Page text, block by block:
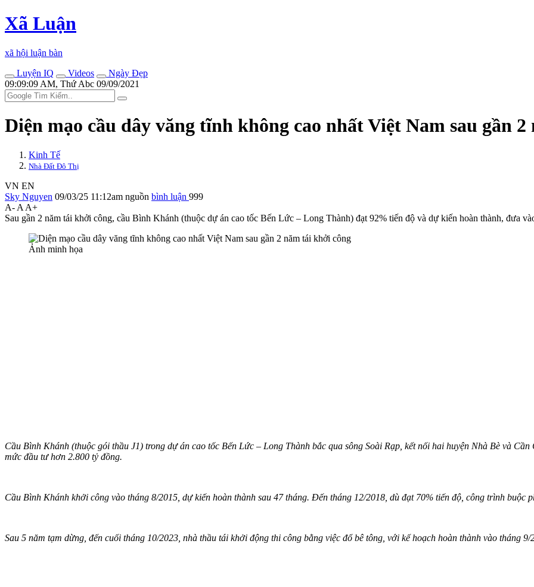
Xã Luận
xã hội luận bàn
Luyện IQ
Videos
Ngày Đẹp
09:09:09 AM, Thứ Abc 09/09/2021
Diện mạo cầu dây văng tĩnh không cao nhất Việt Nam sau gần
Kinh Tế
Nhà Đất Đô Thị
VN EN
Sky Nguyen 09/03/25 11:12am nguồn bình luận 999
A- A A+
Sau gần 2 năm tái khởi công, cầu Bình Khánh (thuộc dự án cao tốc Bến Lức – Long Thành) đạt 92% tiến độ và dự kiến hoàn thành, đưa
Ảnh minh họa
Cầu Bình Khánh (thuộc gói thầu J1) trong dự án cao tốc Bến Lức – Long Thành bắc qua sông Soài Rạp, kết nối hai huyện Nhà Bè và
mức đầu tư hơn 2.800 tỷ đồng.
Cầu Bình Khánh khởi công vào tháng 8/2015, dự kiến hoàn thành sau 47 tháng. Đến tháng 12/2018, dù đạt 70% tiến độ, công trình buộc
Sau 5 năm tạm dừng, đến cuối tháng 10/2023, nhà thầu tái khởi động thi công bằng việc đổ bê tông, với kế hoạch hoàn thành vào tháng 9/